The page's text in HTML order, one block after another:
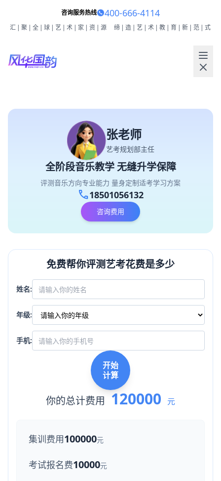
咨询服务热线 400-666-4114
汇|聚|全|球|艺|术|家|资|源 缔|造|艺|术|教|育|新|范|式
张老师
艺考规划部主任
全阶段音乐教学 无缝升学保障
评测音乐方向专业能力 量身定制适考学习方案
call18501056132
咨询费用
免费帮你评测艺考花费是多少
姓名:
年级:
手机:
开始
计算
你的总计费用 120000 元
集训费用100000元
考试报名费10000元